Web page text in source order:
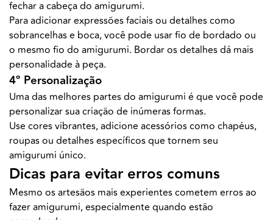
fechar a cabeça do amigurumi.
Para adicionar expressões faciais ou detalhes como
sobrancelhas e boca, você pode usar fio de bordado ou
o mesmo fio do amigurumi. Bordar os detalhes dá mais
personalidade à peça.
4º Personalização
Uma das melhores partes do amigurumi é que você pode
personalizar sua criação de inúmeras formas.
Use cores vibrantes, adicione acessórios como chapéus,
roupas ou detalhes específicos que tornem seu
amigurumi único.
Dicas para evitar erros comuns
Mesmo os artesãos mais experientes cometem erros ao
fazer amigurumi, especialmente quando estão